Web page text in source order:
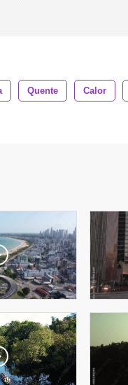
Quente Calor